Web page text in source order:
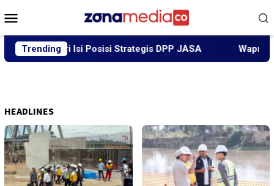
ke
Mobile
Trending
Akbari Isi Posisi Strategis DPP JASA Wapres
HEADLINES